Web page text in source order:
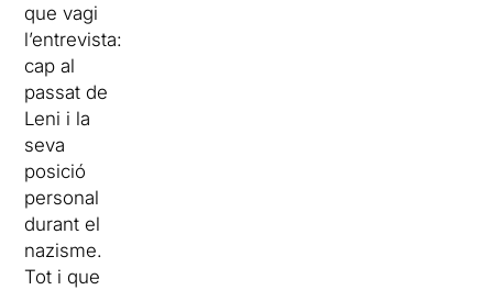
que vagi
l’entrevista:
cap al
passat de
Leni i la
seva
posició
personal
durant el
nazisme.
Tot i que